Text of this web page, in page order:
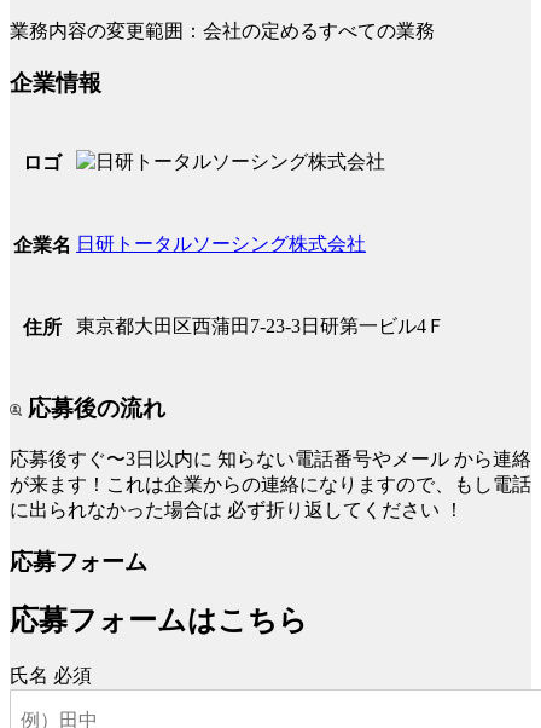
業務内容の変更範囲：会社の定めるすべての業務
企業情報
ロゴ
企業名 日研トータルソーシング株式会社
住所 東京都大田区西蒲田7-23-3日研第一ビル4Ｆ
応募後の流れ
応募後すぐ〜3日以内に 知らない電話番号やメール から連絡
が来ます！これは企業からの連絡になりますので、もし電話
に出られなかった場合は 必ず折り返してください ！
応募フォーム
応募フォームはこちら
氏名 必須